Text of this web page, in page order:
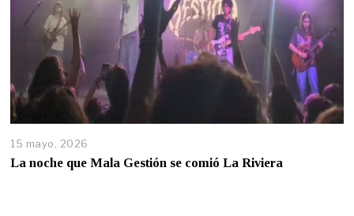
15 mayo, 2026
La noche que Mala Gestión se comió La Riviera